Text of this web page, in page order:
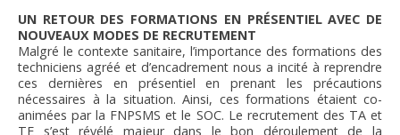
UN RETOUR DES FORMATIONS EN PRÉSENTIEL AVEC DE
NOUVEAUX MODES DE RECRUTEMENT
Malgré le contexte sanitaire, l’importance des formations des
techniciens agréé et d’encadrement nous a incité à reprendre
ces dernières en présentiel en prenant les précautions
nécessaires à la situation. Ainsi, ces formations étaient co-
animées par la FNPSMS et le SOC. Le recrutement des TA et
TE s’est révélé majeur dans le bon déroulement de la